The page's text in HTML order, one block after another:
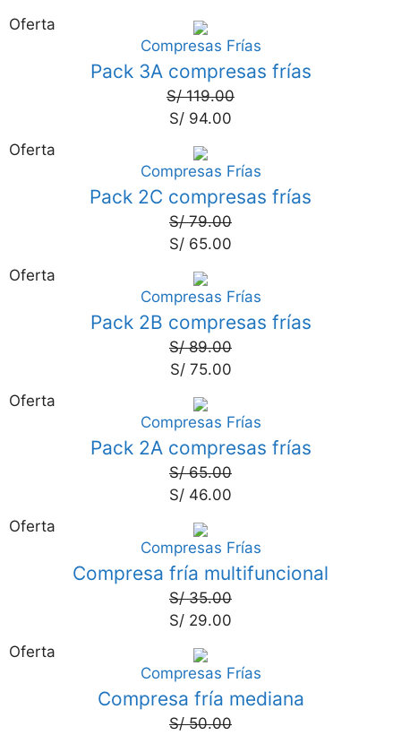
Oferta
Compresas Frías
Pack 3A compresas frías
S/119.00
S/ 94.00
Oferta
Compresas Frías
Pack 2C compresas frías
S/79.00
S/ 65.00
Oferta
Compresas Frías
Pack 2B compresas frías
S/89.00
S/75.00
Oferta
Compresas Frías
Pack 2A compresas frías
S/65.00
S/ 46.00
Oferta
Compresas Frías
Compresa fría multifuncional
S/35.00
S/ 29.00
Oferta
Compresas Frías
Compresa fría mediana
S/50.00